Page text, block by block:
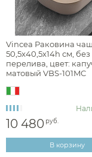
Глубина, см
Высота, см
Vincea Раковина
50,5x40,5x14h см, без
перелива, цвет:
матовый VBS-101MC
10 480 руб.
В корзину